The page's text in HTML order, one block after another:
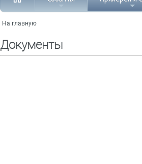
На главную
Документы